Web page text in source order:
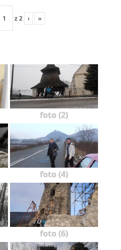
z2 › »
foto (2)
foto (4)
foto (6)